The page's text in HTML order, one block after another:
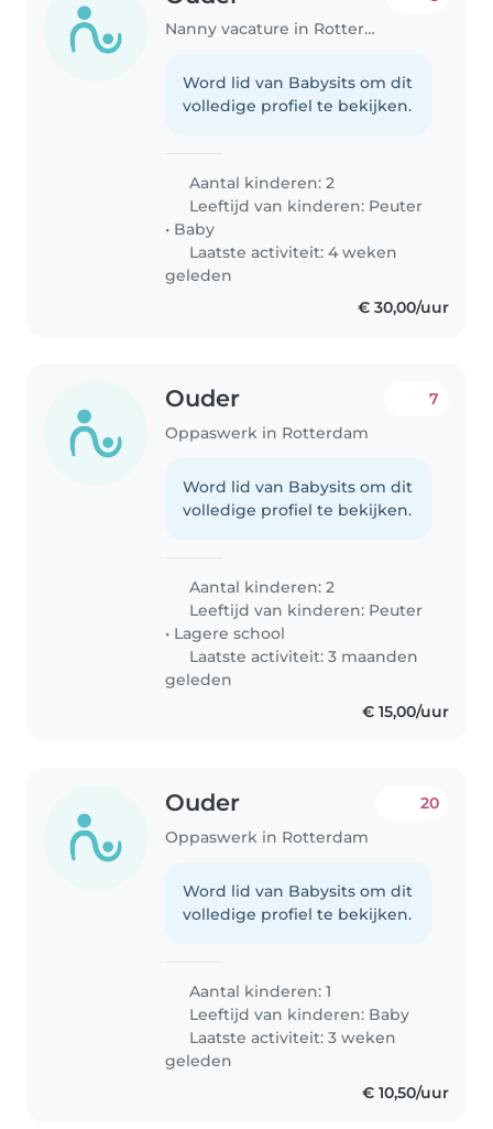
Nanny vacature in Rotterdam
Word lid van Babysits om dit
volledige profiel te bekijken.
Aantal kinderen: 2
Leeftijd van kinderen: Peuter
• Baby
Laatste activiteit: 4 weken
geleden
€ 30,00/uur
Ouder
Oppaswerk in Rotterdam
7
Word lid van Babysits om dit
volledige profiel te bekijken.
Aantal kinderen: 2
Leeftijd van kinderen: Peuter
• Lagere school
Laatste activiteit: 3 maanden
geleden
€ 15,00/uur
Ouder
Oppaswerk in Rotterdam
20
Word lid van Babysits om dit
volledige profiel te bekijken.
Aantal kinderen: 1
Leeftijd van kinderen: Baby
Laatste activiteit: 3 weken
geleden
€ 10,50/uur